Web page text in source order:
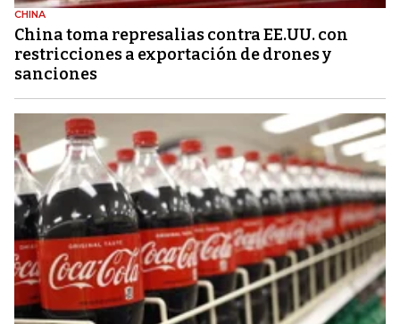
CHINA
China toma represalias contra EE.UU. con
restricciones a exportación de drones y
sanciones